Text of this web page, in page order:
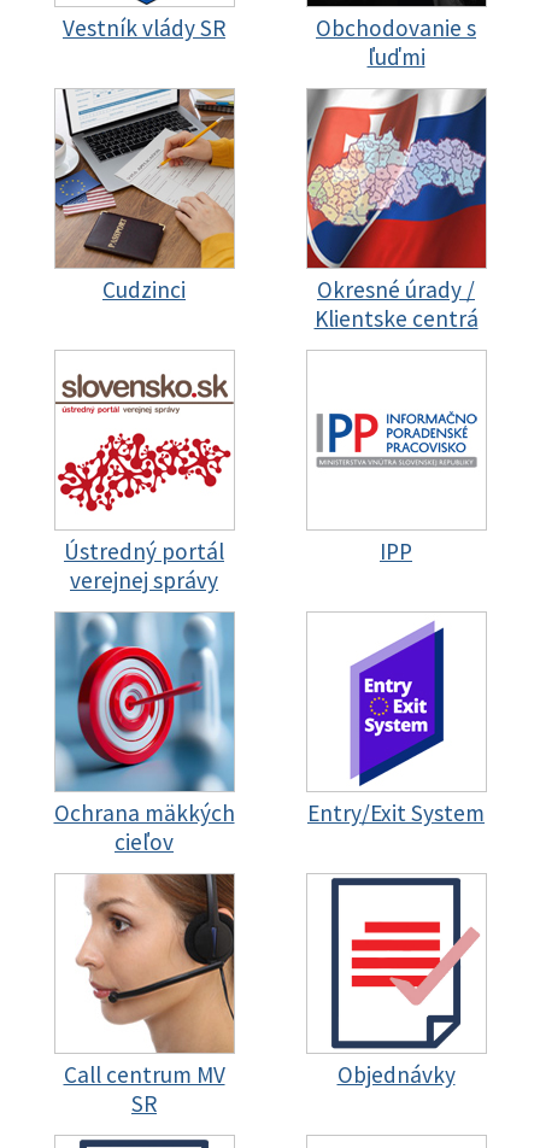
Vestník vlády SR
Obchodovanie s
ľuďmi
Cudzinci
Okresné úrady /
Klientske centrá
Ústredný portál
verejnej správy
IPP
Ochrana mäkkých
cieľov
Entry/Exit System
Call centrum MV
SR
Objednávky